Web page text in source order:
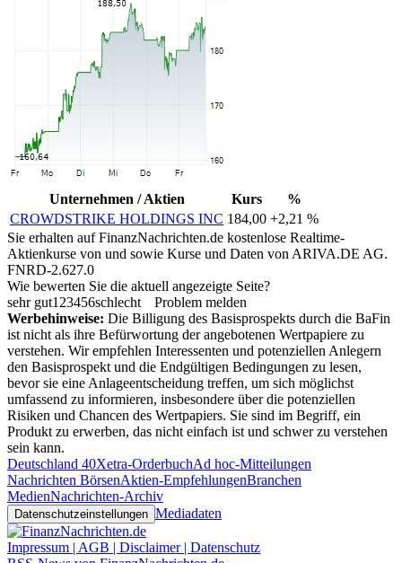
Unternehmen / Aktien Kurs
%
CROWDSTRIKE HOLDINGS INC 184,00 +2,21 %
Sie erhalten auf FinanzNachrichten.de kostenlose Realtime-
Aktienkurse von und sowie Kurse und Daten von ARIVA.DE AG.
FNRD-2.627.0
Wie bewerten Sie die aktuell angezeigte Seite?
sehr gut1 23456schlecht
Problem melden
Werbehinweise: Die Billigung des Basisprospekts durch die BaFin
ist nicht als ihre Befürwortung der angebotenen Wertpapiere zu
verstehen. Wir empfehlen Interessenten und potenziellen Anlegern
den Basisprospekt und die Endgültigen Bedingungen zu lesen,
bevor sie eine Anlageentscheidung treffen, um sich möglichst
umfassend zu informieren, insbesondere über die potenziellen
Risiken und Chancen des Wertpapiers. Sie sind im Begriff, ein
Produkt zu erwerben, das nicht einfach ist und schwer zu verstehen
sein kann.
Deutschland 40Xetra-OrderbuchAd hoc-Mitteilungen
Nachrichten BörsenAktien-EmpfehlungenBranchen
MedienNachrichten-Archiv
Datenschutzeinstellungen Mediadaten
Impressum | AGB | Disclaimer | Datenschutz